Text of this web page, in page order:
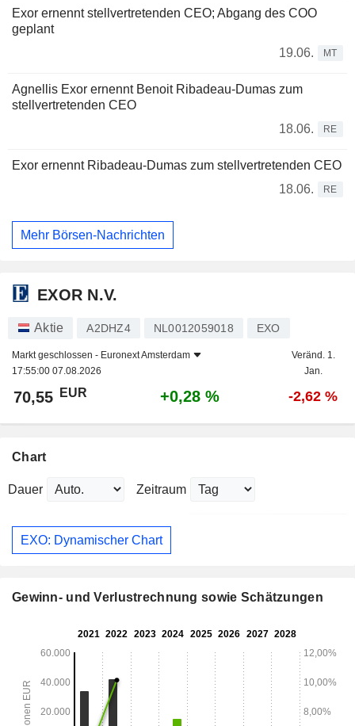
Exor ernennt stellvertretenden CEO; Abgang des COO
geplant
19.06.
MT
Agnellis Exor ernennt Benoit Ribadeau-Dumas zum
stellvertretenden CEO
18.06.
RE
Exor ernennt Ribadeau-Dumas zum stellvertretenden CEO
18.06.
RE
Mehr Börsen-Nachrichten
EXOR N.V.
Aktie A2DHZ4 NL0012059018 EXO
Markt geschlossen - Euronext Amsterdam
17:55:00 07.08.2026
Veränd. 1.
Jan.
70,55 EUR +0,28 % -2,62 %
Chart
Dauer Zeitraum
EXO: Dynamischer Chart
Gewinn- und Verlustrechnung sowie Schätzungen